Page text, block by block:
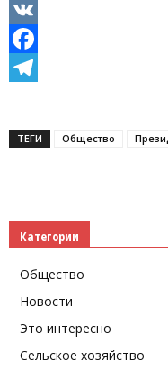
Odnoklassniki
VK
Facebook
ТЕГИ Общество
Категории
Общество
Новости
Это интересно
Сельское хозяйство